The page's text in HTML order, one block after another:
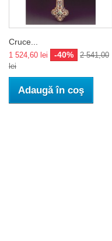
Cruce...
1 524,60 lei -40%
2 541,00
lei
Adaugă în coş